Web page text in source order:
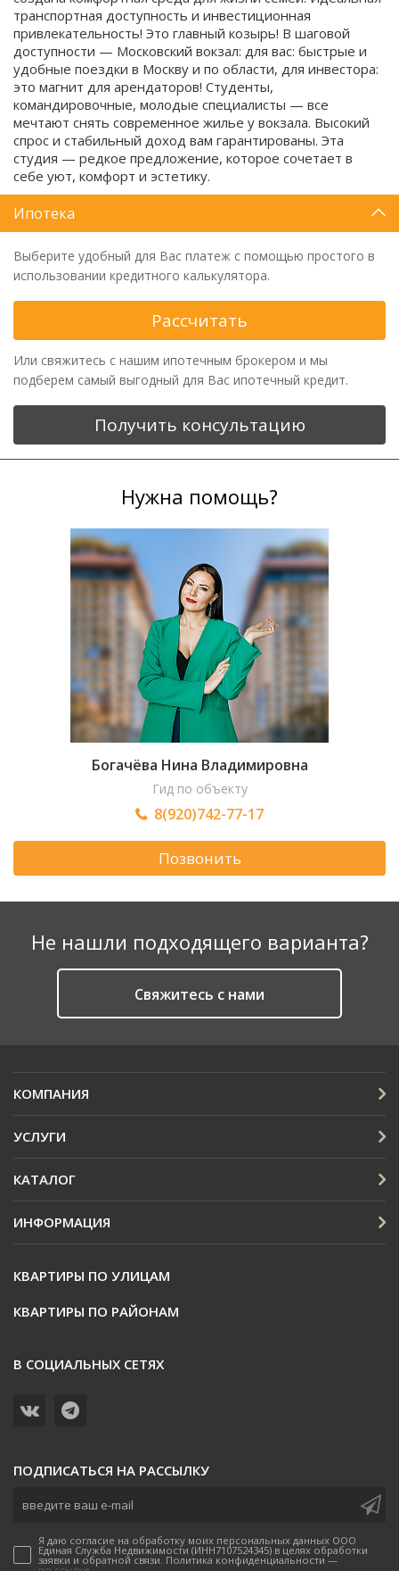
транспортная доступность и инвестиционная
привлекательность! Это главный козырь! В шаговой
доступности — Московский вокзал: для вас: быстрые и
удобные поездки в Москву и по области, для инвестора:
это магнит для арендаторов! Студенты,
командировочные, молодые специалисты — все
мечтают снять современное жилье у вокзала. Высокий
спрос и стабильный доход вам гарантированы. Эта
студия — редкое предложение, которое сочетает в
себе уют, комфорт и эстетику.
Ипотека
Выберите удобный для Вас платеж с помощью простого в
использовании кредитного калькулятора.
Рассчитать
Или свяжитесь с нашим ипотечным брокером и мы
подберем самый выгодный для Вас ипотечный кредит.
Получить консультацию
Нужна помощь?
Богачёва Нина Владимировна
Гид по объекту
8(920)742-77-17
Позвонить
Не нашли подходящего варианта?
Cвяжитесь с нами
КОМПАНИЯ
УСЛУГИ
КАТАЛОГ
ИНФОРМАЦИЯ
КВАРТИРЫ ПО УЛИЦАМ
КВАРТИРЫ ПО РАЙОНАМ
В СОЦИАЛЬНЫХ СЕТЯХ
ПОДПИСАТЬСЯ НА РАССЫЛКУ
Я даю согласие на обработку моих персональных данных ООО
Единая Служба Недвижимости (ИНН7107524345) в целях обработки
заявки и обратной связи. Политика конфиденциальности —